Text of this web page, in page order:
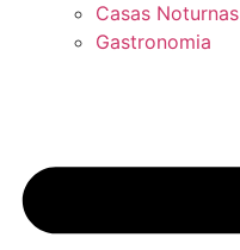
Casas Noturnas
Gastronomia